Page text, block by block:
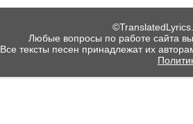
Любые вопросы по работе сайта
Все тексты песен принадлежат их